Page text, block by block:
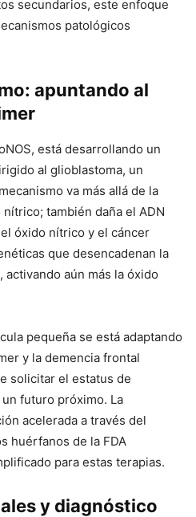
secundarios, este enfoque
patológicos
apuntando al
está desarrollando un
al glioblastoma, un
va más allá de la
también daña el ADN
óxido nítrico y el cáncer
que desencadenan la
aún más la óxido
pequeña se está adaptando
y la demencia frontal
solicitar el estatus de
futuro próximo. La
acelerada a través del
huérfanos de la FDA
para estas terapias.
y diagnóstico